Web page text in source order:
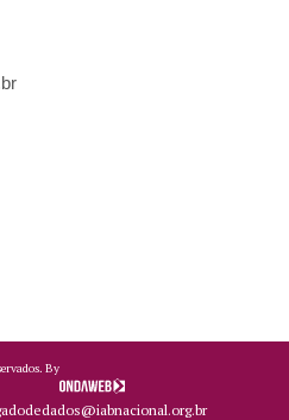
By